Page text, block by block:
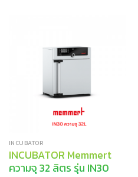
INCUBATOR
INCUBATOR Memmert
ความจุ 32 ลิตร รุ่น IN30